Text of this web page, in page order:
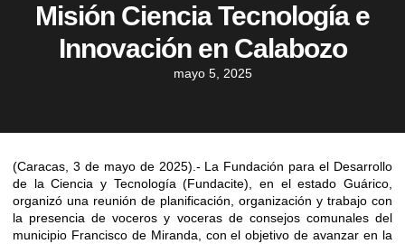
Misión Ciencia Tecnología e
Innovación en Calabozo
mayo 5, 2025
(Caracas, 3 de mayo de 2025).- La Fundación para el Desarrollo
de la Ciencia y Tecnología (Fundacite), en el estado Guárico,
organizó una reunión de planificación, organización y trabajo con
la presencia de voceros y voceras de consejos comunales del
municipio Francisco de Miranda, con el objetivo de avanzar en la